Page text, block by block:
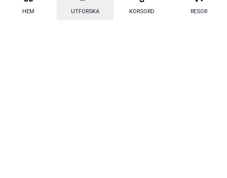
HEM UTFORSKA KORSORD RESOR